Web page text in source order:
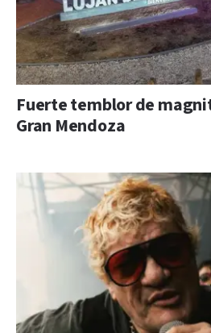
Fuerte temblor de
Gran Mendoza